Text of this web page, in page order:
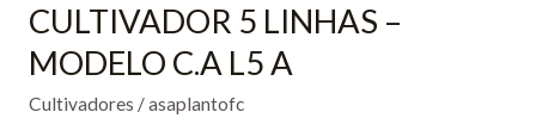
CULTIVADOR 5 LINHAS –
MODELO C.A L5 A
Cultivadores /asaplantofc